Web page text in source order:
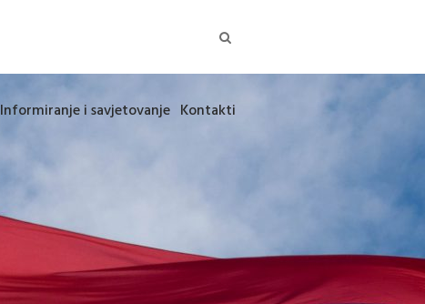
Informiranje i savjetovanje Kontakti